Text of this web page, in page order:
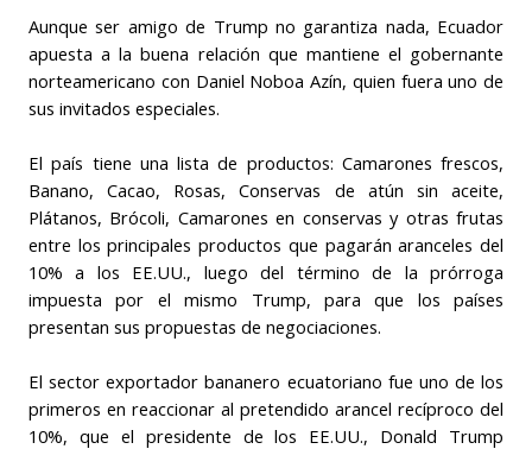
Aunque ser amigo de Trump no garantiza nada, Ecuador
apuesta a la buena relación que mantiene el gobernante
norteamericano con Daniel Noboa Azín, quien fuera uno de
sus invitados especiales.
El país tiene una lista de productos: Camarones frescos,
Banano, Cacao, Rosas, Conservas de atún sin aceite,
Plátanos, Brócoli, Camarones en conservas y otras frutas
entre los principales productos que pagarán aranceles del
10% a los EE.UU., luego del término de la prórroga
impuesta por el mismo Trump, para que los países
presentan sus propuestas de negociaciones.
El sector exportador bananero ecuatoriano fue uno de los
primeros en reaccionar al pretendido arancel recíproco del
10%, que el presidente de los EE.UU., Donald Trump